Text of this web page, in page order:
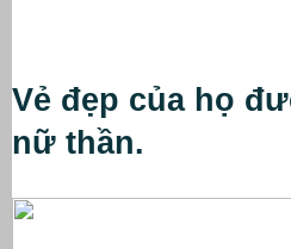
Vẻ đẹp của họ
nữ thần.